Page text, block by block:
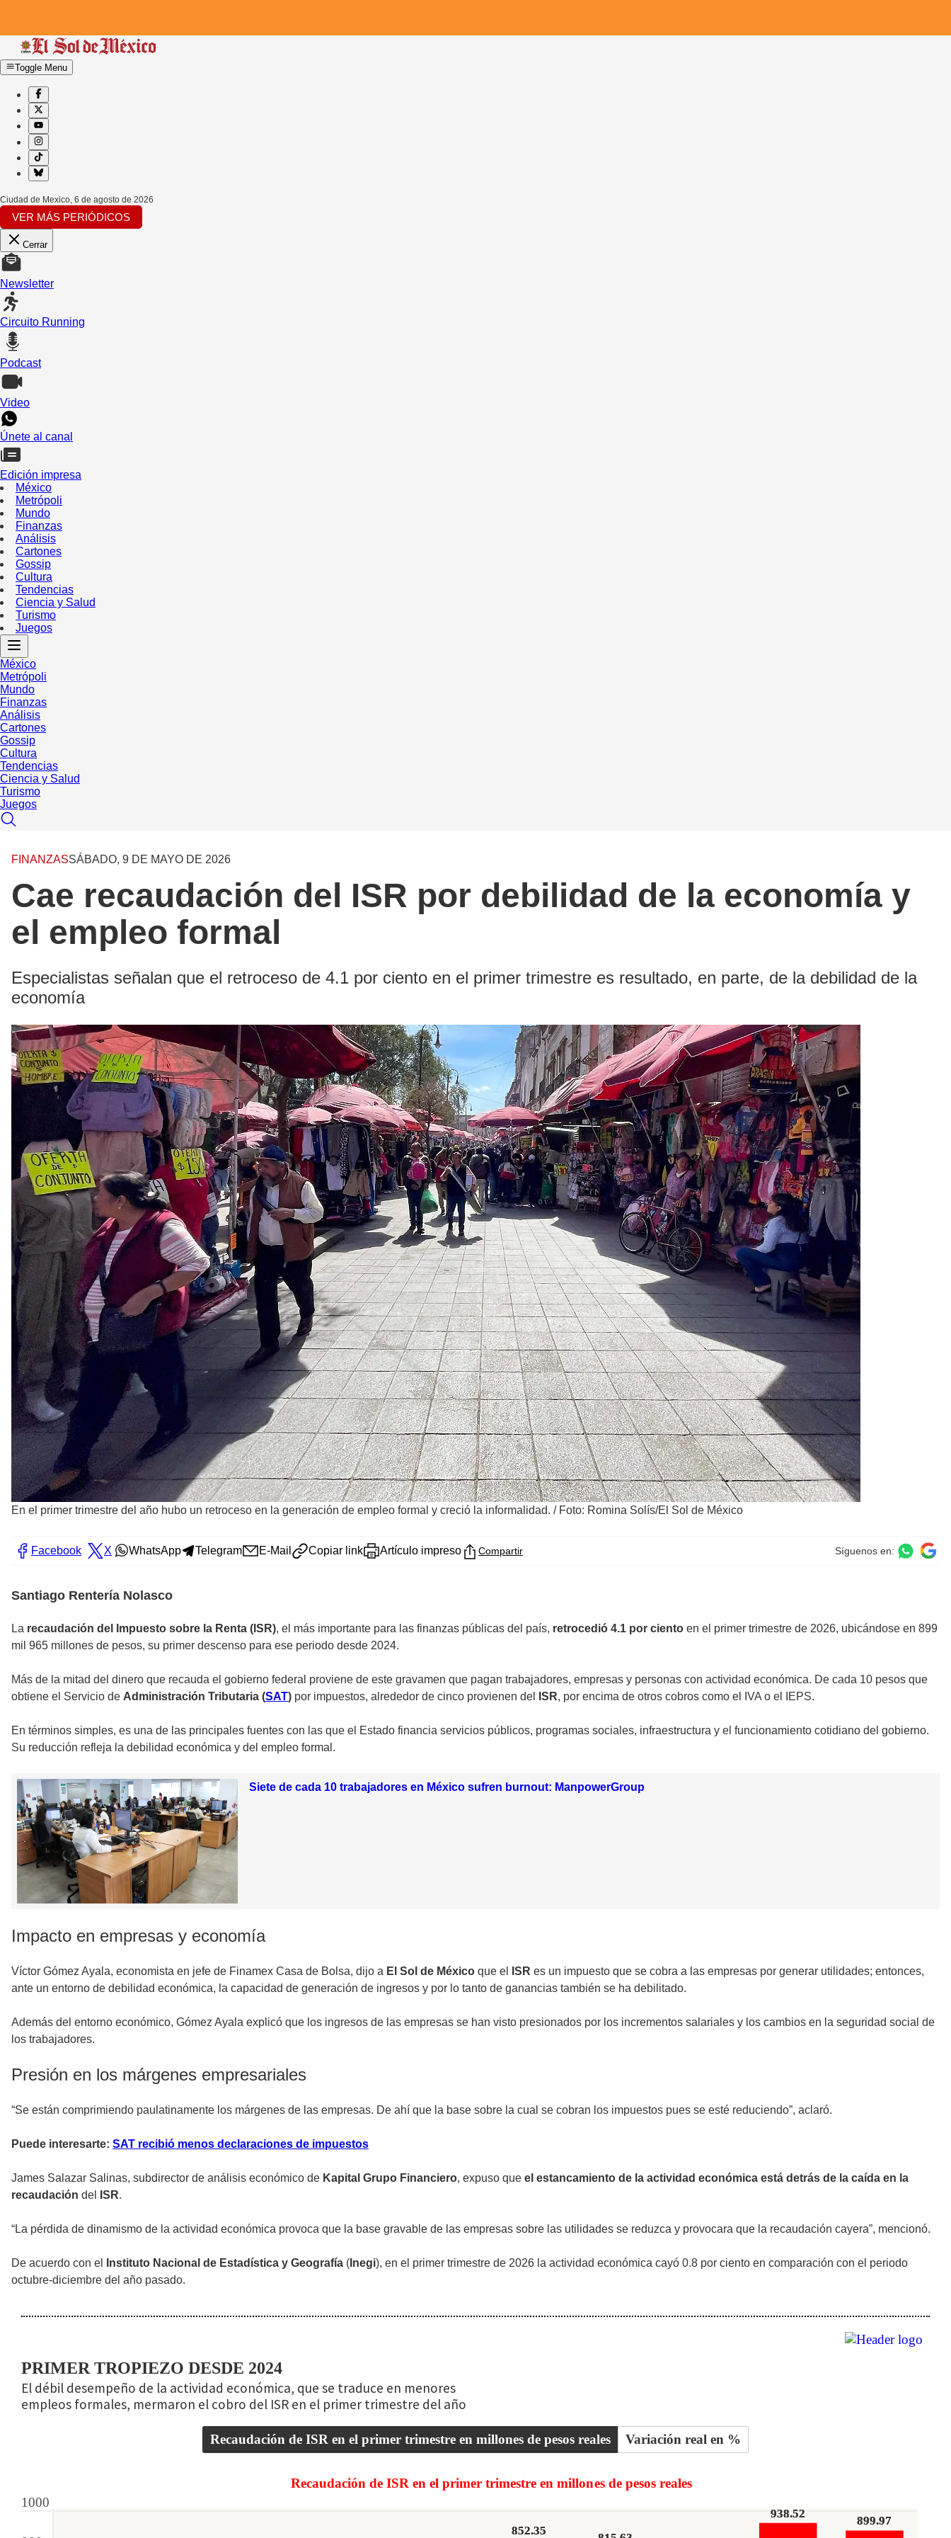
Toggle Menu
Ciudad de Mexico, 6 de agosto de 2026
VER MÁS PERIÓDICOS
Cerrar
Newsletter
Circuito Running
Podcast
Video
Únete al canal
Edición impresa
México
Metrópoli
Mundo
Finanzas
Análisis
Cartones
Gossip
Cultura
Tendencias
Ciencia y Salud
Turismo
Juegos
México
Metrópoli
Mundo
Finanzas
Análisis
Cartones
Gossip
Cultura
Tendencias
Ciencia y Salud
Turismo
Juegos
FINANZASSÁBADO, 9 DE MAYO DE 2026
Cae recaudación del ISR por debilidad de la economía y
el empleo formal
Especialistas señalan que el retroceso de 4.1 por ciento en el primer trimestre es resultado, en parte, de la debilidad de la
economía
En el primer trimestre del año hubo un retroceso en la generación de empleo formal y creció la informalidad. / Foto: Romina Solís/El Sol de México
Facebook X WhatsApp Telegram E-Mail Copiar link Artículo impreso Compartir Síguenos en:
Santiago Rentería Nolasco
La recaudación del Impuesto sobre la Renta (ISR), el más importante para las finanzas públicas del país, retrocedió 4.1 por ciento en el primer trimestre de 2026, ubicándose en 899
mil 965 millones de pesos, su primer descenso para ese periodo desde 2024.
Más de la mitad del dinero que recauda el gobierno federal proviene de este gravamen que pagan trabajadores, empresas y personas con actividad económica. De cada 10 pesos que
obtiene el Servicio de Administración Tributaria (SAT) por impuestos, alrededor de cinco provienen del ISR, por encima de otros cobros como el IVA o el IEPS.
En términos simples, es una de las principales fuentes con las que el Estado financia servicios públicos, programas sociales, infraestructura y el funcionamiento cotidiano del gobierno.
Su reducción refleja la debilidad económica y del empleo formal.
Siete de cada 10 trabajadores en México sufren burnout: ManpowerGroup
Impacto en empresas y economía
Víctor Gómez Ayala, economista en jefe de Finamex Casa de Bolsa, dijo a El Sol de México que el ISR es un impuesto que se cobra a las empresas por generar utilidades; entonces,
ante un entorno de debilidad económica, la capacidad de generación de ingresos y por lo tanto de ganancias también se ha debilitado.
Además del entorno económico, Gómez Ayala explicó que los ingresos de las empresas se han visto presionados por los incrementos salariales y los cambios en la seguridad social de
los trabajadores.
Presión en los márgenes empresariales
“Se están comprimiendo paulatinamente los márgenes de las empresas. De ahí que la base sobre la cual se cobran los impuestos pues se esté reduciendo”, aclaró.
Puede interesarte: SAT recibió menos declaraciones de impuestos
James Salazar Salinas, subdirector de análisis económico de Kapital Grupo Financiero, expuso que el estancamiento de la actividad económica está detrás de la caída en la
recaudación del ISR.
“La pérdida de dinamismo de la actividad económica provoca que la base gravable de las empresas sobre las utilidades se reduzca y provocara que la recaudación cayera”, mencionó.
De acuerdo con el Instituto Nacional de Estadística y Geografía ( Inegi), en el primer trimestre de 2026 la actividad económica cayó 0.8 por ciento en comparación con el periodo
octubre-diciembre del año pasado.